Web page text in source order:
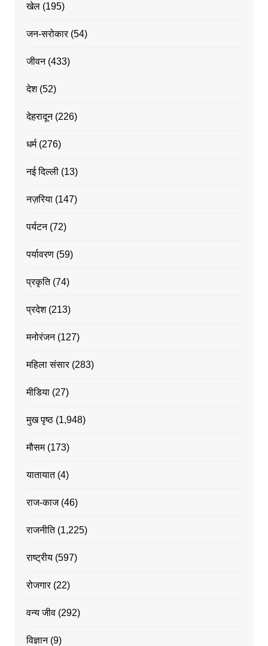
खेल(195)
जन-सरोकार(54)
जीवन(433)
देश(52)
देहरादून(226)
धर्म(276)
नई दिल्ली(13)
नज़रिया(147)
पर्यटन(72)
पर्यावरण(59)
प्रकृति(74)
प्रदेश(213)
मनोरंजन(127)
महिला संसार(283)
मीडिया(27)
मुख पृष्ठ(1,948)
मौसम(173)
यातायात(4)
राज-काज(46)
राजनीति(1,225)
राष्ट्रीय(597)
रोजगार(22)
वन्य जीव(292)
विज्ञान(9)